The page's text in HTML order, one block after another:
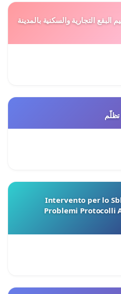
التجارية والسكنية بالمدينة
تظلّم
Intervento per lo
Problemi Protocolli